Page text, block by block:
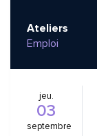
Ateliers
Emploi
jeu.
03
septembre